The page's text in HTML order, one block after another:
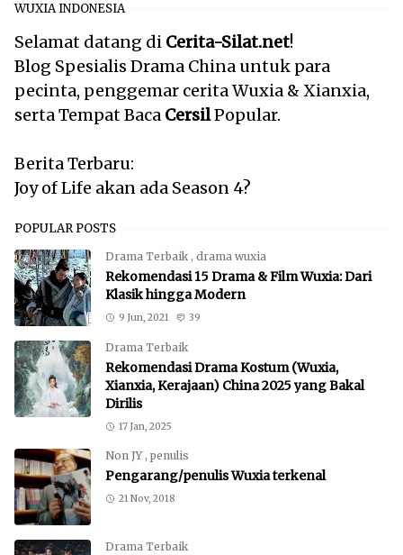
WUXIA INDONESIA
Selamat datang di Cerita-Silat.net!
Blog Spesialis Drama China untuk para
pecinta, penggemar cerita Wuxia & Xianxia,
serta Tempat Baca CersilPopular.
Berita Terbaru:
Joy of Life akan ada Season 4?
POPULAR POSTS
Drama Terbaik , drama wuxia
Rekomendasi 15 Drama & Film Wuxia: Dari
Klasik hingga Modern
9 Jun, 2021 39
Drama Terbaik
Rekomendasi Drama Kostum (Wuxia,
Xianxia, Kerajaan) China 2025 yang Bakal
Dirilis
17 Jan, 2025
Non JY , penulis
Pengarang/penulis Wuxia terkenal
21 Nov, 2018
Drama Terbaik